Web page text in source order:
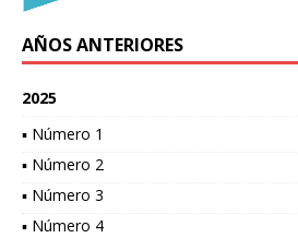
AÑOS ANTERIORES
2025
▪ Número 1
▪ Número 2
▪ Número 3
▪ Número 4